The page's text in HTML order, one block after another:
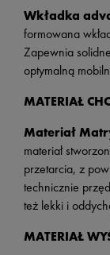
Wkładka
formowana
Zapewnia
optymalną
MATERIAŁ
Materiał
materiał
przetarcia, z
technicznie
też lekki i
MATERIAŁ